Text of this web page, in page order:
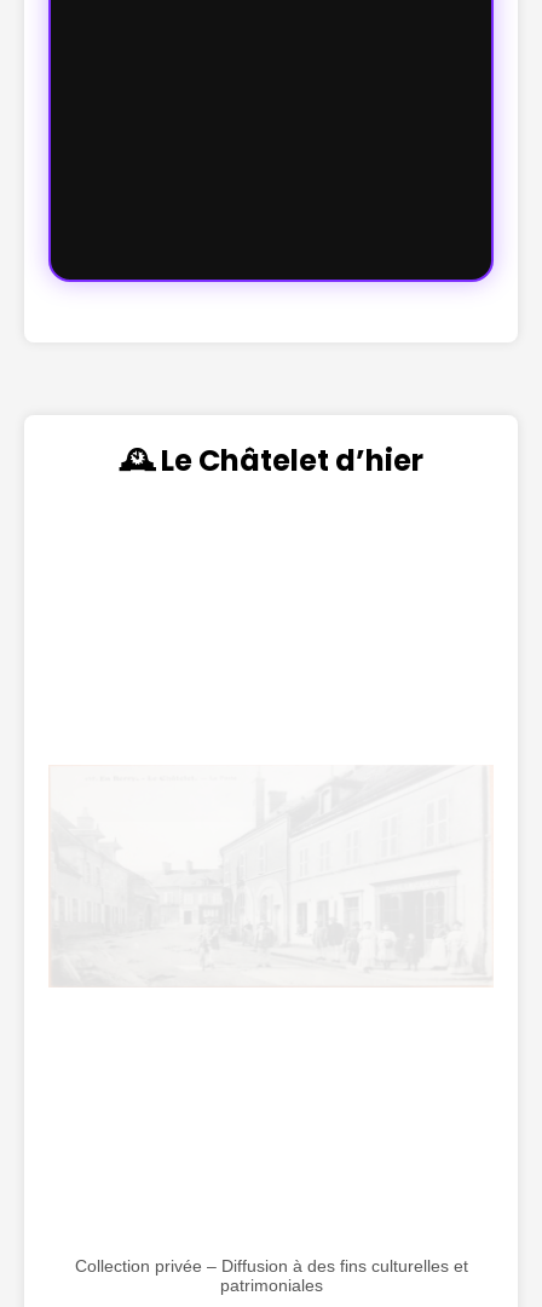
🕰️ Le Châtelet d’hier
Collection privée – Diffusion à des fins culturelles et
patrimoniales